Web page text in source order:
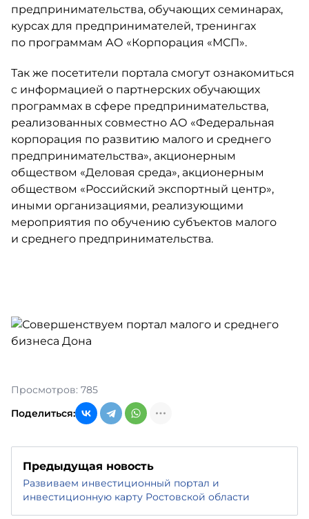
предпринимательства, обучающих семинарах,
курсах для предпринимателей, тренингах
по программам АО «Корпорация «МСП».
Так же посетители портала смогут ознакомиться
с информацией о партнерских обучающих
программах в сфере предпринимательства,
реализованных совместно АО «Федеральная
корпорация по развитию малого и среднего
предпринимательства», акционерным
обществом «Деловая среда», акционерным
обществом «Российский экспортный центр»,
иными организациями, реализующими
мероприятия по обучению субъектов малого
и среднего предпринимательства.
Просмотров: 785
Поделиться:
Предыдущая новость
Развиваем инвестиционный портал и
инвестиционную карту Ростовской области